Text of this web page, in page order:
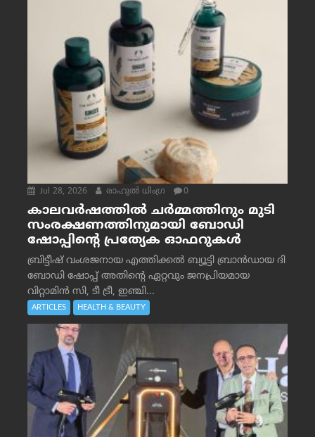
Jul 28, 2026 രാഹുല്‍ ധിംഗ്ര 0
കാലവർഷത്തിൽ ചർമ്മത്തിനും മുടി
സംരക്ഷണത്തിനുമായി ബോഡി
ഷോപ്പിന്റെ പ്രത്യേക ഓഫറുകൾ
ബ്രിട്ടീഷ് വംശജനായ എത്തിക്കൽ ബ്യൂട്ടി ബ്രാൻഡായ ദി
ബോഡി ഷോപ്പ് അതിന്റെ ഏറ്റവും ജനപ്രിയമായ
വിറ്റാമിൻ സി, ടീ ട്രീ, ഇഞ്ചി...
ARTICLES HEALTH & BEAUTY